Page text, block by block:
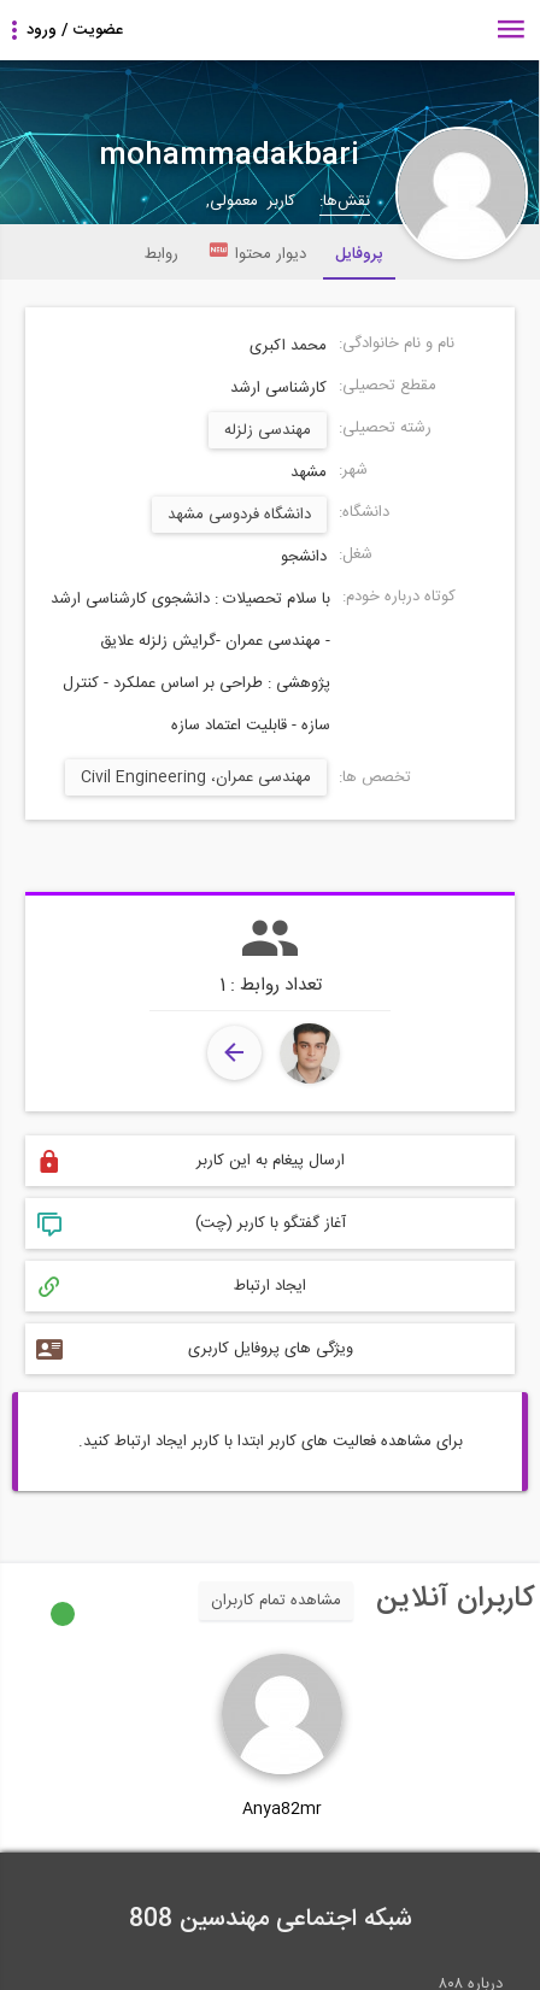
mohammadakbari
نقش‌ها:
کاربر معمولی,
پروفایل
دیوار محتوا روابط
نام و نام خانوادگی: محمد اکبری
مقطع تحصیلی: کارشناسی ارشد
رشته تحصیلی:
مهندسی زلزله
شهر: مشهد
دانشگاه:
دانشگاه فردوسی مشهد
شغل: دانشجو
کوتاه درباره خودم: با سلام تحصیلات : دانشجوی کارشناسی ارشد
- مهندسی عمران -گرایش زلزله علایق
پژوهشی : طراحی بر اساس عملکرد - کنترل
سازه - قابلیت اعتماد سازه
تخصص ها:
مهندسی عمران، Civil Engineering
تعداد روابط : 1
ارسال پیغام به این کاربر
آغاز گفتگو با کاربر (چت)
ایجاد ارتباط
ویژگی های پروفایل کاربری
برای مشاهده فعالیت های کاربر ابتدا با کاربر ایجاد ارتباط کنید.
کاربران آنلاین مشاهده تمام کاربران
Anya82mr
شبکه اجتماعی مهندسین 808
درباره ۸۰۸